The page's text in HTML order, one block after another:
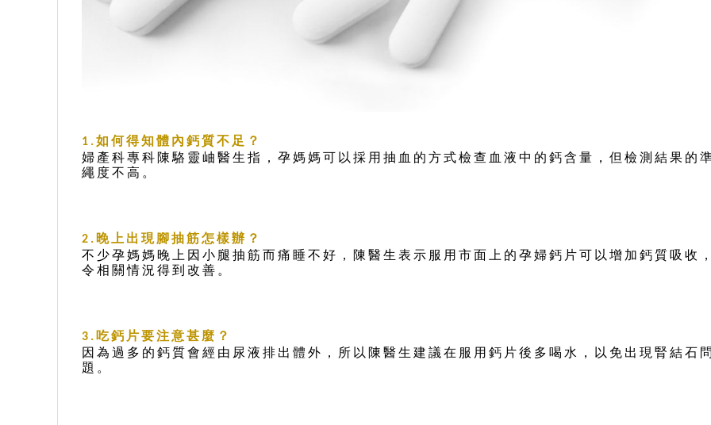
1.如何得知體內鈣質不足？
婦產科專科陳駱靈岫醫生指，孕媽媽可以採用抽血的方式檢查血液中的鈣含量，但檢測結果的
繩度不高。
2. 晚上出現腳抽筋怎樣辦？
不少孕媽媽晚上因小腿抽筋而痛睡不好，陳醫生表示服用市面上的孕婦鈣片可以增加鈣質吸收
令相關情況得到改善。
3. 吃鈣片要注意甚麼？
因為過多的鈣質會經由尿液排出體外，所以陳醫生建議在服用鈣片後多喝水，以免出現腎結石
題。